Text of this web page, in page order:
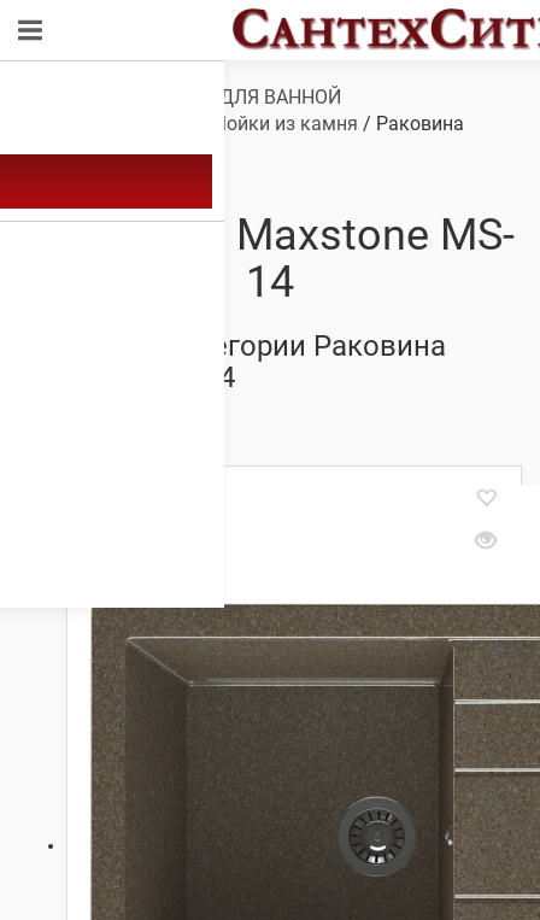
САНТЕХНИКА ДЛЯ ВАННОЙ
Мойки из камня / Раковина
Maxstone MS-14
Раковина Maxstone MS-
14
Товары из категории Раковина
Maxstone MS-14